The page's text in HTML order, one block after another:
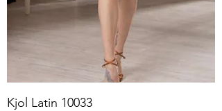
Kjol Latin 10033